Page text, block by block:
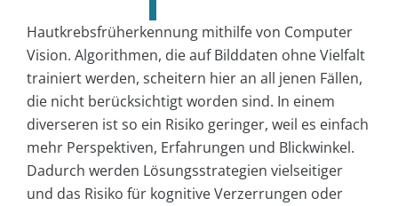
Hautkrebsfrüherkennung mithilfe von Computer
Vision. Algorithmen, die auf Bilddaten ohne Vielfalt
trainiert werden, scheitern hier an all jenen Fällen,
die nicht berücksichtigt worden sind. In einem
diverseren ist so ein Risiko geringer, weil es einfach
mehr Perspektiven, Erfahrungen und Blickwinkel.
Dadurch werden Lösungsstrategien vielseitiger
und das Risiko für kognitive Verzerrungen oder